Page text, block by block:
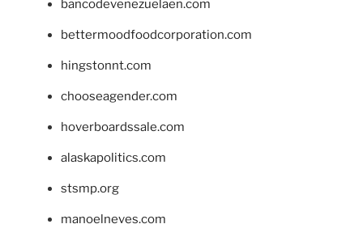
bancodevenezuelaen.com
bettermoodfoodcorporation.com
hingstonnt.com
chooseagender.com
hoverboardssale.com
alaskapolitics.com
stsmp.org
manoelneves.com